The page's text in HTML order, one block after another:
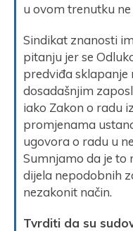
u ovom trenutku
Sindikat znanosti
pitanju jer se
predviđa sklapanje
dosadašnjim
iako Zakon o radu
promjenama
ugovora o radu u
Sumnjamo da je to
dijela nepodobnih
nezakonit način.
Tvrditi da su